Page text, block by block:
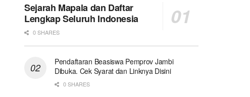
Sejarah Mapala dan Daftar
Lengkap Seluruh Indonesia
0 SHARES
Pendaftaran Beasiswa Pemprov Jambi
Dibuka. Cek Syarat dan Linknya Disini
0 SHARES